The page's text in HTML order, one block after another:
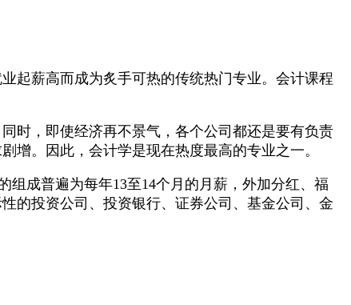
起薪高而成为炙手可热的传统热门专业。会计课程
时，即使经济再不景气，各个公司都还是要有负责
增。因此，会计学是现在热度最高的专业之一。
成普遍为每年13至14个月的月薪，外加分红、福
的投资公司、投资银行、证券公司、基金公司、金